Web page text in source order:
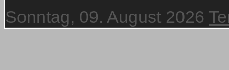
Sonntag, 09. August 2026